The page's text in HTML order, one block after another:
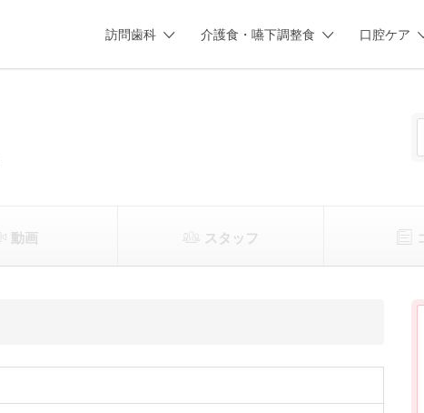
訪問歯科 介護食・嚥下調整食 口腔ケア
動画 スタッフ